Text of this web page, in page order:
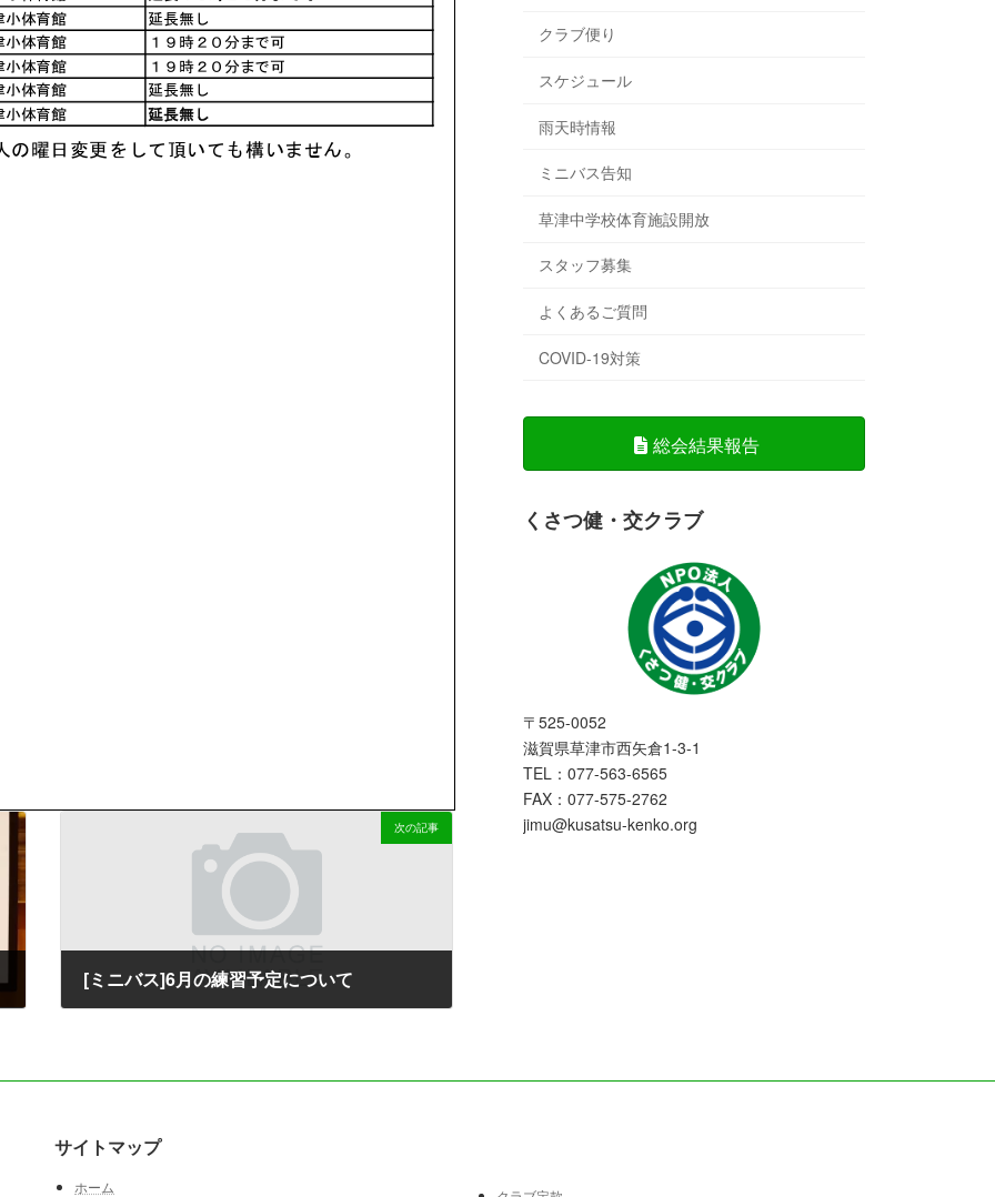
次の記事
[ミニバス]6月の練習予定について
クラブ便り
スケジュール
雨天時情報
ミニバス告知
草津中学校体育施設開放
スタッフ募集
よくあるご質問
COVID-19対策
総会結果報告
くさつ健・交クラブ
〒525-0052
滋賀県草津市西矢倉1-3-1
TEL：077-563-6565
FAX：077-575-2762
jimu@kusatsu-kenko.org
サイトマップ
ホーム